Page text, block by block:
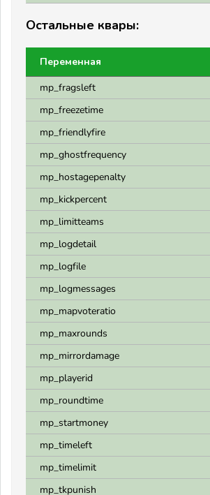
Остальные квары:
Переменная
mp_fragsleft
mp_freezetime
mp_friendlyfire
mp_ghostfrequency
mp_hostagepenalty
mp_kickpercent
mp_limitteams
mp_logdetail
mp_logfile
mp_logmessages
mp_mapvoteratio
mp_maxrounds
mp_mirrordamage
mp_playerid
mp_roundtime
mp_startmoney
mp_timeleft
mp_timelimit
mp_tkpunish